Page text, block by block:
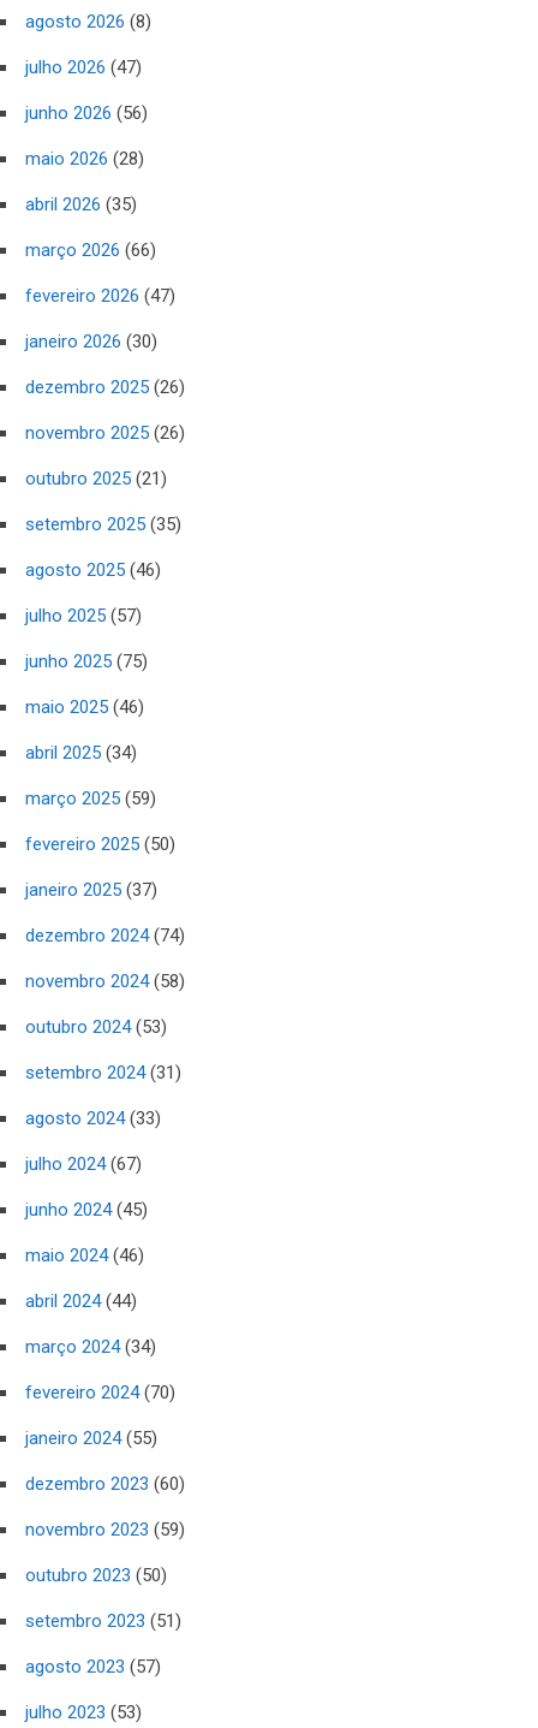
agosto 2026 (8)
julho 2026 (47)
junho 2026 (56)
maio 2026 (28)
abril 2026 (35)
março 2026 (66)
fevereiro 2026 (47)
janeiro 2026 (30)
dezembro 2025 (26)
novembro 2025 (26)
outubro 2025 (21)
setembro 2025 (35)
agosto 2025 (46)
julho 2025 (57)
junho 2025 (75)
maio 2025 (46)
abril 2025 (34)
março 2025 (59)
fevereiro 2025 (50)
janeiro 2025 (37)
dezembro 2024(74)
novembro 2024(58)
outubro 2024(53)
setembro 2024(31)
agosto 2024(33)
julho 2024(67)
junho 2024(45)
maio 2024(46)
abril 2024(44)
março 2024(34)
fevereiro 2024(70)
janeiro 2024(55)
dezembro 2023 (60)
novembro 2023 (59)
outubro 2023 (50)
setembro 2023 (51)
agosto 2023 (57)
julho 2023 (53)